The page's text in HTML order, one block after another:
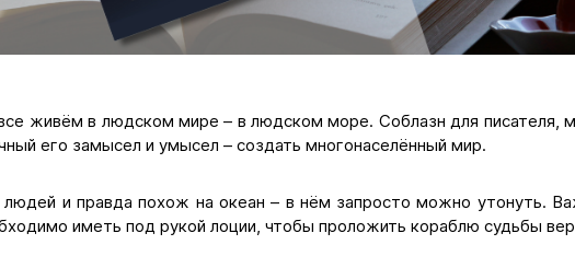
живём в людском мире – в людском море. Соблазн для писателя,
его замысел и умысел – создать многонаселённый мир.
и правда похож на океан – в нём запросто можно утонуть.
иметь под рукой лоции, чтобы проложить кораблю судьбы